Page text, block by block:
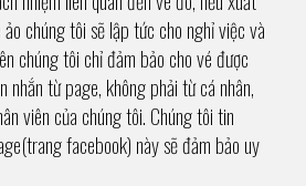
chúng tôi sẽ lập tức cho nghỉ việc và
chúng tôi chỉ đảm bảo cho vé được
nhắn từ page, không phải từ cá nhân,
viên của chúng tôi. Chúng tôi tin
facebook) này sẽ đảm bảo uy